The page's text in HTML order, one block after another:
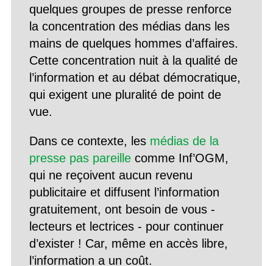
quelques groupes de presse renforce
la concentration des médias dans les
mains de quelques hommes d’affaires.
Cette concentration nuit à la qualité de
l’information et au débat démocratique,
qui exigent une pluralité de point de
vue.
Dans ce contexte, les médias de la
presse pas pareillecomme Inf’OGM,
qui ne reçoivent aucun revenu
publicitaire et diffusent l’information
gratuitement, ont besoin de vous -
lecteurs et lectrices - pour continuer
d’exister ! Car, même en accès libre,
l’information a un coût.